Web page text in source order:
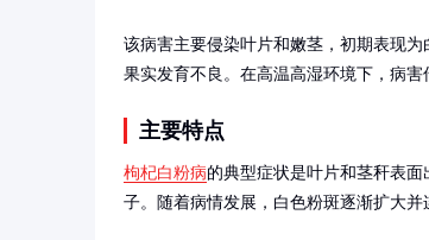
该病害主要侵染叶片和嫩茎，初期表现
果实发育不良。在高温高湿环境下，病害
主要特点
枸杞白粉病的典型症状是叶片和茎秆表
子。随着病情发展，白色粉斑逐渐扩大并